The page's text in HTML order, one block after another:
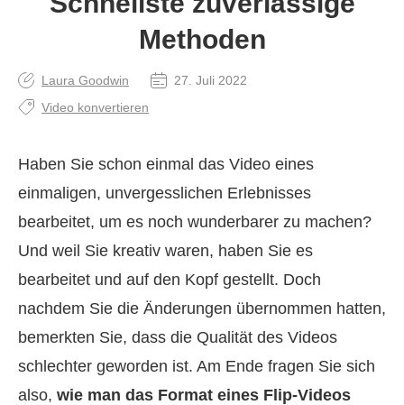
Methoden
Laura Goodwin
27. Juli 2022
Video konvertieren
Haben Sie schon einmal das Video eines
einmaligen, unvergesslichen Erlebnisses
bearbeitet, um es noch wunderbarer zu machen?
Und weil Sie kreativ waren, haben Sie es
bearbeitet und auf den Kopf gestellt. Doch
nachdem Sie die Änderungen übernommen hatten,
bemerkten Sie, dass die Qualität des Videos
schlechter geworden ist. Am Ende fragen Sie sich
also, wie man das Format eines Flip‑Videos